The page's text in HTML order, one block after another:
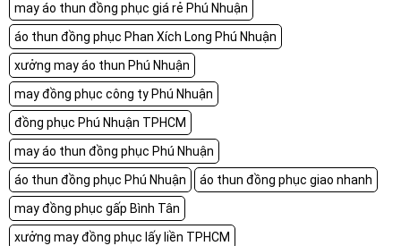
may áo thun đồng phục giá rẻ Phú Nhuận
áo thun đồng phục Phan Xích Long Phú Nhuận
xưởng may áo thun Phú Nhuận
may đồng phục công ty Phú Nhuận
đồng phục Phú Nhuận TPHCM
may áo thun đồng phục Phú Nhuận
áo thun đồng phục Phú Nhuận
áo thun đồng phục giao nhanh
may đồng phục gấp Bình Tân
xưởng may đồng phục lấy liền TPHCM